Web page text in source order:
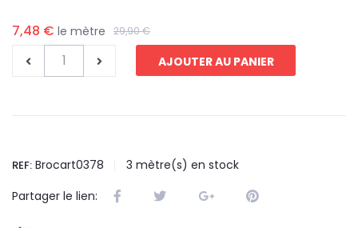
7,48 € le mètre 29,90 €
AJOUTER AU PANIER
REF: Brocart0378 3 mètre(s) en stock
Partager le lien: